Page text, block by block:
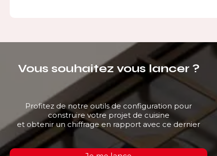
Vous souhaitez vous lancer ?
Profitez de notre outils de configuration pour
construire votre projet de cuisine
et obtenir un chiffrage en rapport avec ce dernier